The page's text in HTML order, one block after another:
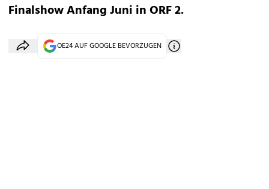
Finalshow Anfang Juni in ORF 2.
OE24 AUF GOOGLE BEVORZUGEN